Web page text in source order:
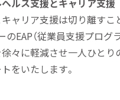
ルス支援とキャリア支援
ャリア支援は切り離すこ
のEAP（従業員支援プログ
々に軽減させ一人ひと
をいたします。